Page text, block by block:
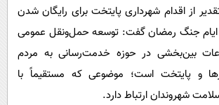
اجتماعی
حیات وحش
از اقدام شهرداری پایتخت برای رایگان شدن
ایام جنگ رمضان گفت: توسعه حمل‌ونقل عمومی
بین‌بخشی در حوزه خدمت‌رسانی به مردم
و پایتخت است؛ موضوعی که مستقیماً با
شهروندان ارتباط دارد.